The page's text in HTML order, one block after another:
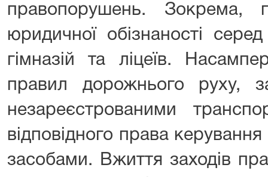
правопорушень. Зокрема,
юридичної обізнаності
гімназій та ліцеїв.
правил дорожнього руху,
незареєстрованими
відповідного права
засобами. Вжиття заходів